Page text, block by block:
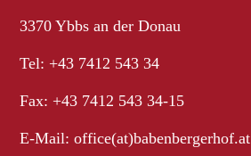
3370 Ybbs an der Donau
Tel: +43 7412 543 34
Fax: +43 7412 543 34-15
E-Mail:office(at)babenbergerhof.at